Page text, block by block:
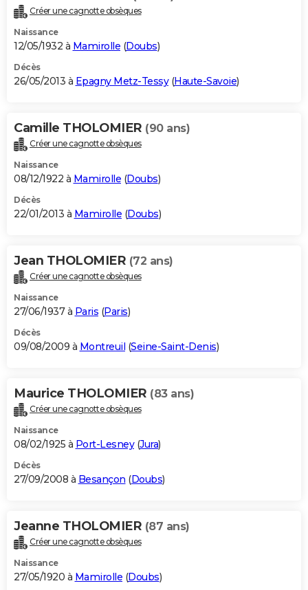
Créer une cagnotte obsèques
Naissance
12/05/1932 à Mamirolle (Doubs)
Décès
26/05/2013 à Epagny Metz-Tessy(Haute-Savoie)
Camille THOLOMIER (90 ans)
Créer une cagnotte obsèques
Naissance
08/12/1922 à Mamirolle (Doubs)
Décès
22/01/2013 à Mamirolle (Doubs)
Jean THOLOMIER (72 ans)
Créer une cagnotte obsèques
Naissance
27/06/1937 à Paris (Paris)
Décès
09/08/2009 à Montreuil (Seine-Saint-Denis)
Maurice THOLOMIER (83 ans)
Créer une cagnotte obsèques
Naissance
08/02/1925 à Port-Lesney(Jura)
Décès
27/09/2008 à Besançon (Doubs)
Jeanne THOLOMIER (87 ans)
Créer une cagnotte obsèques
Naissance
27/05/1920 à Mamirolle (Doubs)